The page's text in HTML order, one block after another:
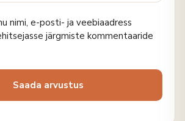
nimi, e-posti- ja veebiaadress
järgmiste kommentaaride